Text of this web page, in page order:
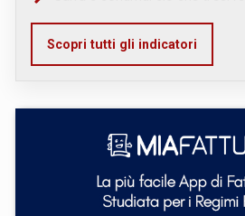
Scopri tutti gli indicatori